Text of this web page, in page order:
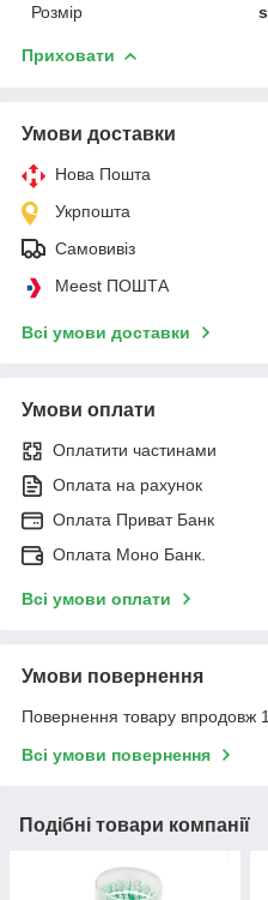
Розмір
Приховати
Умови доставки
Нова Пошта
Укрпошта
Самовивіз
Meest ПОШТА
Всі умови доставки
Умови оплати
Оплатити частинами
Оплата на рахунок
Оплата Приват Банк
Оплата Моно Банк.
Всі умови оплати
Умови повернення
Повернення товару впродовж
Всі умови повернення
Подібні товари компанії